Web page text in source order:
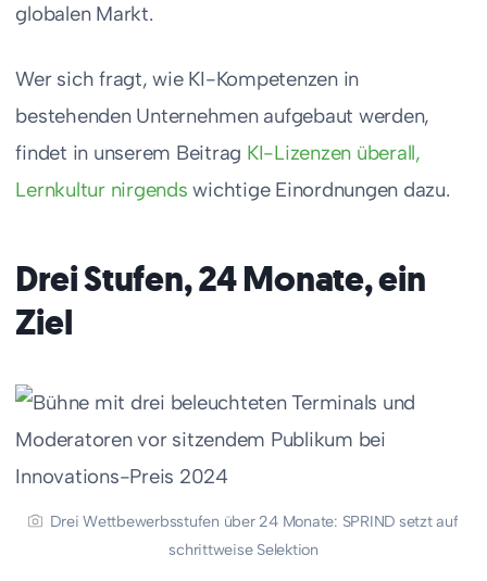
globalen Markt.
Wer sich fragt, wie KI-Kompetenzen in
bestehenden Unternehmen aufgebaut werden,
findet in unserem Beitrag KI-Lizenzen überall,
Lernkultur nirgends wichtige Einordnungen dazu.
Drei Stufen, 24 Monate, ein
Ziel
Drei Wettbewerbsstufen über 24 Monate: SPRIND setzt auf
schrittweise Selektion